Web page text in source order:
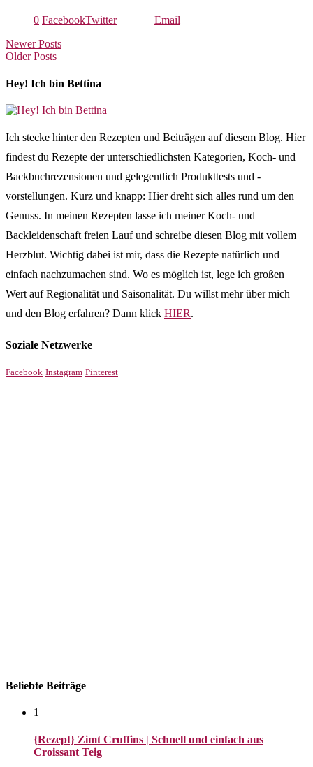
0 FacebookTwitter
Email
Newer Posts
Older Posts
Hey! Ich bin Bettina
Ich stecke hinter den Rezepten und Beiträgen auf diesem Blog. Hier
findest du Rezepte der unterschiedlichsten Kategorien, Koch- und
Backbuchrezensionen und gelegentlich Produkttests und -
vorstellungen. Kurz und knapp: Hier dreht sich alles rund um den
Genuss. In meinen Rezepten lasse ich meiner Koch- und
Backleidenschaft freien Lauf und schreibe diesen Blog mit vollem
Herzblut. Wichtig dabei ist mir, dass die Rezepte natürlich und
einfach nachzumachen sind. Wo es möglich ist, lege ich großen
Wert auf Regionalität und Saisonalität. Du willst mehr über mich
und den Blog erfahren? Dann klick HIER.
Soziale Netzwerke
Facebook Instagram Pinterest
Beliebte Beiträge
1
{Rezept} Zimt Cruffins | Schnell und einfach aus
Croissant Teig